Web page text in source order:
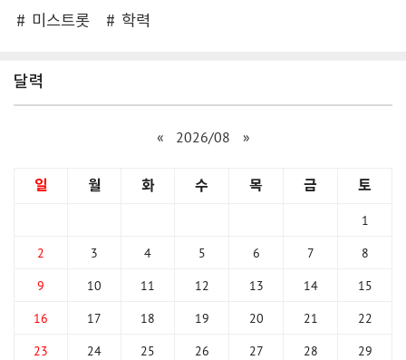
미스트롯
학력
달력
« 2026/08 »
일 월 화 수 목 금 토
1
2
3 4 5 6 7
8
9
10 11 12 13 14
15
16
17 18 19 20 21
22
23
24 25 26 27 28
29